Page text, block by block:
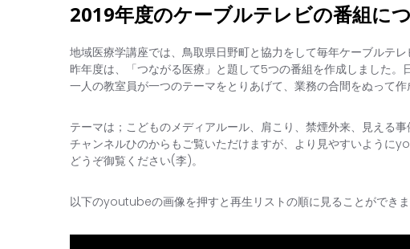
2019年度のケーブルテレビの番組に
地域医療学講座では、鳥取県日野町と協力をして毎年ケーブルテレ
昨年度は、「つながる医療」と題して5つの番組を作成しました。
一人の教室員が一つのテーマをとりあげて、業務の合間をぬって作
テーマは；こどものメディアルール、肩こり、禁煙外来、見える
チャンネルひのからもご覧いただけますが、より見やすいように
どうぞ御覧ください(李)。
以下のyoutubeの画像を押すと再生リストの順に見ることができま